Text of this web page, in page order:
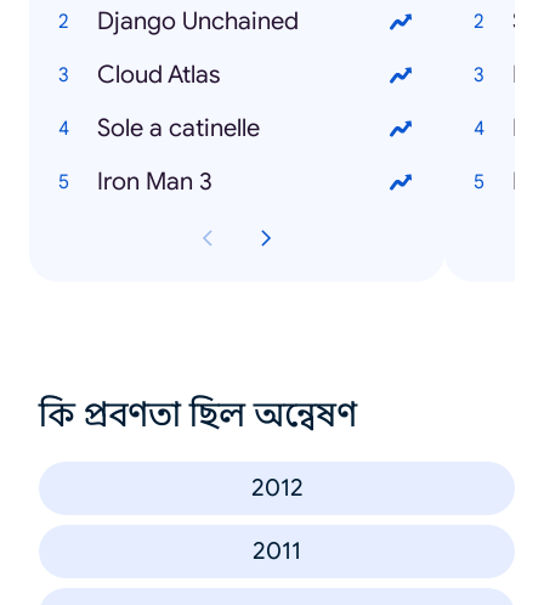
Django Unchained
Cloud Atlas
Sole a catinelle
Iron Man 3
কি প্রবণতা ছিল অন্বেষণ
2012
2011